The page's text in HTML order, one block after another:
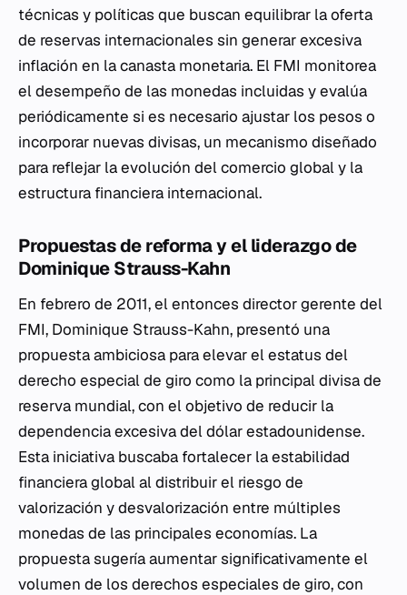
técnicas y políticas que buscan equilibrar la oferta
de reservas internacionales sin generar excesiva
inflación en la canasta monetaria. El FMI monitorea
el desempeño de las monedas incluidas y evalúa
periódicamente si es necesario ajustar los pesos o
incorporar nuevas divisas, un mecanismo diseñado
para reflejar la evolución del comercio global y la
estructura financiera internacional.
Propuestas de reforma y el liderazgo de
Dominique Strauss-Kahn
En febrero de 2011, el entonces director gerente del
FMI, Dominique Strauss-Kahn, presentó una
propuesta ambiciosa para elevar el estatus del
derecho especial de giro como la principal divisa de
reserva mundial, con el objetivo de reducir la
dependencia excesiva del dólar estadounidense.
Esta iniciativa buscaba fortalecer la estabilidad
financiera global al distribuir el riesgo de
valorización y desvalorización entre múltiples
monedas de las principales economías. La
propuesta sugería aumentar significativamente el
volumen de los derechos especiales de giro, con